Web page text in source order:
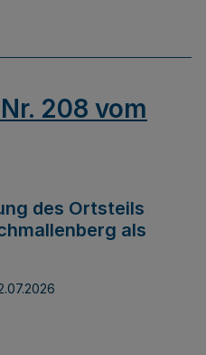
208 vom
des Ortsteils
als